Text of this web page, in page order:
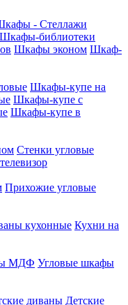
- Стеллажи
Шкафы-библиотеки
Шкафы эконом Шкаф-
Шкафы-купе на
Шкафы-купе с
Шкафы-купе в
Стенки угловые
Прихожие угловые
кухонные Кухни на
МДФ Угловые шкафы
диваны Детские